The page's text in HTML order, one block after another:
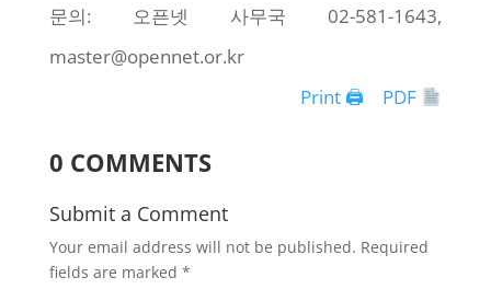
문의: 오픈넷 사무국 02-581-1643,
master@opennet.or.kr
Print 🖨
PDF
0 COMMENTS
Submit a Comment
Your email address will not be published. Required
fields are marked *